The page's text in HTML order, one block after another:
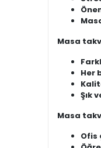
Masa
Her
Şık
Masa
Ofis